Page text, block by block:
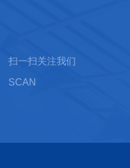
扫一扫关注我们
SCAN